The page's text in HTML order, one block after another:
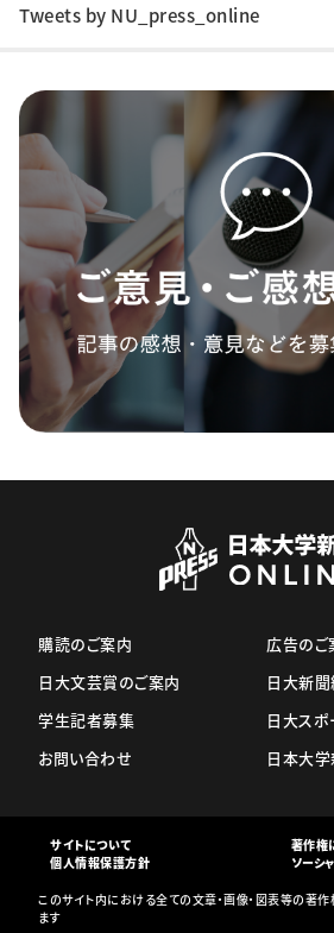
Tweets by NU_press_online
購読のご案内
日大文芸賞のご案内
学生記者募集
お問い合わせ
広告のご
日大新
日大スポ
日本大
サイトについて
著作権
個人情報保護方針
ソーシ
このサイト内における全ての文章・画像・図表等の著
ます